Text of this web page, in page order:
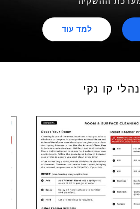
למד עוד
נהלי קו נקי